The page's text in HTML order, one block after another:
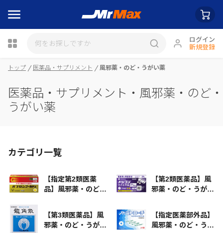
ログイン
新規登録
瓶詰
トップ 医薬品・サプリメント 風邪薬・のど・うがい薬
医薬品・サプリメント・風邪薬・のど・
うがい薬
カテゴリ一覧
【指定第2類医薬
品】風邪薬・のど・
【第2類医薬品】風
邪薬・のど・うがい
【第3類医薬品】風
邪薬・のど・うがい
【指定医薬部外品】
風邪薬・のど・うが